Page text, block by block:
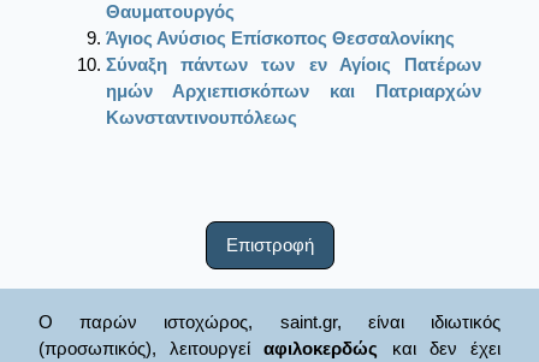
Θαυματουργός
Άγιος Ανύσιος Επίσκοπος Θεσσαλονίκης
Σύναξη πάντων των εν Αγίοις Πατέρων
ημών Αρχιεπισκόπων και Πατριαρχών
Κωνσταντινουπόλεως
Επιστροφή
Ο παρών ιστοχώρος, saint.gr, είναι ιδιωτικός
(προσωπικός), λειτουργείαφιλοκερδώς και δεν έχει